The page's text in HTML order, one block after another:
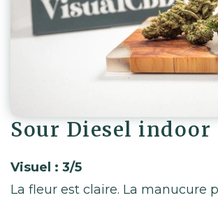
Sour Diesel indoor
Visuel : 3/5
La fleur est claire. La manucure